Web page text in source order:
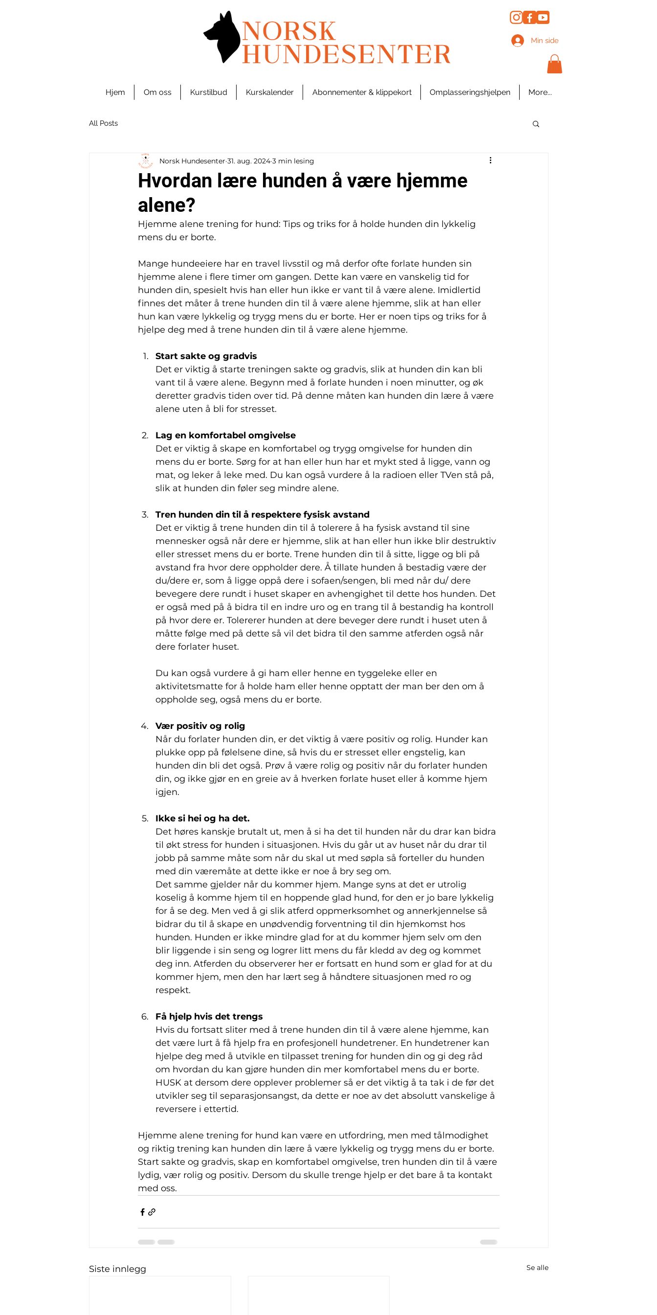
Min side
Hjem Om oss Kurstilbud Kurskalender Abonnementer & klippekort Omplasseringshjelpen More...
All Posts
Hvordan lære hunden å være hjemme
alene?
Norsk Hundesenter 31. aug. 2024 3 min lesing
Hjemme alene trening for hund: Tips og triks for å holde hunden din lykkelig
mens du er borte.
Mange hundeeiere har en travel livsstil og må derfor ofte forlate hunden sin
hjemme alene i flere timer om gangen. Dette kan være en vanskelig tid for
hunden din, spesielt hvis han eller hun ikke er vant til å være alene. Imidlertid
finnes det måter å trene hunden din til å være alene hjemme, slik at han eller
hun kan være lykkelig og trygg mens du er borte. Her er noen tips og triks for å
hjelpe deg med å trene hunden din til å være alene hjemme.
Start sakte og gradvis
Det er viktig å starte treningen sakte og gradvis, slik at hunden din kan bli
vant til å være alene. Begynn med å forlate hunden i noen minutter, og øk
deretter gradvis tiden over tid. På denne måten kan hunden din lære å være
alene uten å bli for stresset.
Lag en komfortabel omgivelse
Det er viktig å skape en komfortabel og trygg omgivelse for hunden din
mens du er borte. Sørg for at han eller hun har et mykt sted å ligge, vann og
mat, og leker å leke med. Du kan også vurdere å la radioen eller TVen stå på,
slik at hunden din føler seg mindre alene.
Tren hunden din til å respektere fysisk avstand
Det er viktig å trene hunden din til å tolerere å ha fysisk avstand til sine
mennesker også når dere er hjemme, slik at han eller hun ikke blir destruktiv
eller stresset mens du er borte. Trene hunden din til å sitte, ligge og bli på
avstand fra hvor dere oppholder dere. Å tillate hunden å bestadig være der
du/dere er, som å ligge oppå dere i sofaen/sengen, bli med når du/ dere
bevegere dere rundt i huset skaper en avhengighet til dette hos hunden. Det
er også med på å bidra til en indre uro og en trang til å bestandig ha kontroll
på hvor dere er. Tolererer hunden at dere beveger dere rundt i huset uten å
måtte følge med på dette så vil det bidra til den samme atferden også når
dere forlater huset.
Du kan også vurdere å gi ham eller henne en tyggeleke eller en
aktivitetsmatte for å holde ham eller henne opptatt der man ber den om å
oppholde seg, også mens du er borte.
Vær positiv og rolig
Når du forlater hunden din, er det viktig å være positiv og rolig. Hunder kan
plukke opp på følelsene dine, så hvis du er stresset eller engstelig, kan
hunden din bli det også. Prøv å være rolig og positiv når du forlater hunden
din, og ikke gjør en en greie av å hverken forlate huset eller å komme hjem
igjen.
Ikke si hei og ha det.
Det høres kanskje brutalt ut, men å si ha det til hunden når du drar kan bidra
til økt stress for hunden i situasjonen. Hvis du går ut av huset når du drar til
jobb på samme måte som når du skal ut med søpla så forteller du hunden
med din væremåte at dette ikke er noe å bry seg om.
Det samme gjelder når du kommer hjem. Mange syns at det er utrolig
koselig å komme hjem til en hoppende glad hund, for den er jo bare lykkelig
for å se deg. Men ved å gi slik atferd oppmerksomhet og annerkjennelse så
bidrar du til å skape en unødvendig forventning til din hjemkomst hos
hunden. Hunden er ikke mindre glad for at du kommer hjem selv om den
blir liggende i sin seng og logrer litt mens du får kledd av deg og kommet
deg inn. Atferden du observerer her er fortsatt en hund som er glad for at du
kommer hjem, men den har lært seg å håndtere situasjonen med ro og
respekt.
Få hjelp hvis det trengs
Hvis du fortsatt sliter med å trene hunden din til å være alene hjemme, kan
det være lurt å få hjelp fra en profesjonell hundetrener. En hundetrener kan
hjelpe deg med å utvikle en tilpasset trening for hunden din og gi deg råd
om hvordan du kan gjøre hunden din mer komfortabel mens du er borte.
HUSK at dersom dere opplever problemer så er det viktig å ta tak i de før det
utvikler seg til separasjonsangst, da dette er noe av det absolutt vanskelige å
reversere i ettertid.
Hjemme alene trening for hund kan være en utfordring, men med tålmodighet
og riktig trening kan hunden din lære å være lykkelig og trygg mens du er borte.
Start sakte og gradvis, skap en komfortabel omgivelse, tren hunden din til å være
lydig, vær rolig og positiv. Dersom du skulle trenge hjelp er det bare å ta kontakt
med oss.
Siste innlegg Se alle